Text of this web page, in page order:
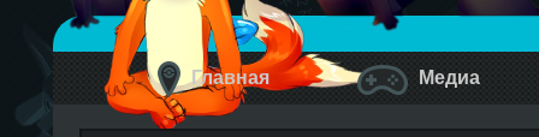
Главная Медиа